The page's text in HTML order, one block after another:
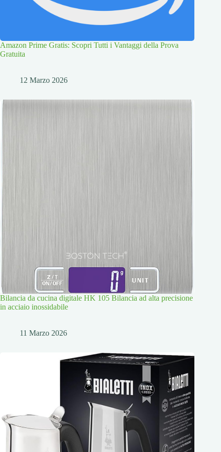
Amazon Prime Gratis: Scopri Tutti i Vantaggi della Prova
Gratuita
12 Marzo 2026
Bilancia da cucina digitale HK 105 Bilancia ad alta precisione
in acciaio inossidabile
11 Marzo 2026